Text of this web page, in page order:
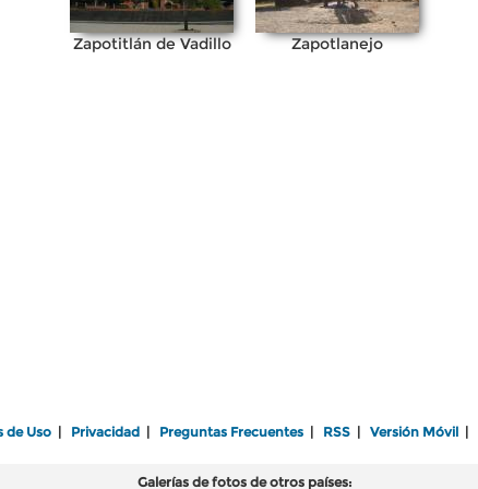
Zapotitlán de Vadillo Zapotlanejo
de Uso Privacidad Preguntas Frecuentes RSS Versión Móvil
Galerías de fotos de otros países: